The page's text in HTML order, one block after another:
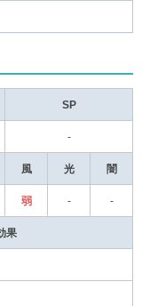
SP
-
風 光 闇
弱 - -
果